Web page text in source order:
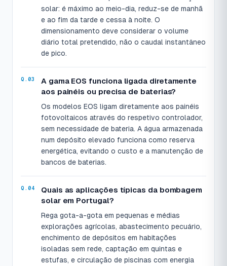
solar: é máximo ao meio-dia, reduz-se de manhã
e ao fim da tarde e cessa à noite. O
dimensionamento deve considerar o volume
diário total pretendido, não o caudal instantâneo
de pico.
A gama EOS funciona ligada diretamente
aos painéis ou precisa de baterias?
Os modelos EOS ligam diretamente aos painéis
fotovoltaicos através do respetivo controlador,
sem necessidade de bateria. A água armazenada
num depósito elevado funciona como reserva
energética, evitando o custo e a manutenção de
bancos de baterias.
Quais as aplicações típicas da bombagem
solar em Portugal?
Rega gota-a-gota em pequenas e médias
explorações agrícolas, abastecimento pecuário,
enchimento de depósitos em habitações
isoladas sem rede, captação em quintas e
estufas, e circulação de piscinas com energia